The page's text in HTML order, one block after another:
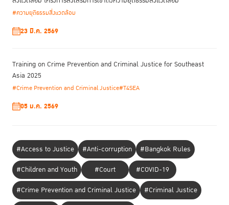
#ความยุติธรรมสิ่งแวดล้อม
23 มี.ค. 2569
Training on Crime Prevention and Criminal Justice for Southeast
Asia 2025
#Crime Prevention and Criminal Justice#T4SEA
05 ม.ค. 2569
#Access to Justice #Anti-corruption
#Bangkok Rules
#Children and Youth
#Court
#COVID-19
#Crime Prevention and Criminal Justice
#Criminal Justice